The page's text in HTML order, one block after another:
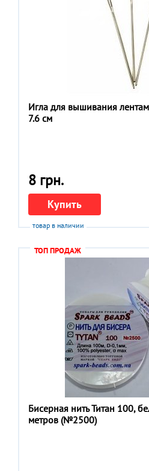
Игла для вышивания
7.6 см
8 грн.
Купить
товар в наличии
ТОП ПРОДАЖ
Бисерная нить Титан 100,
метров (№2500)